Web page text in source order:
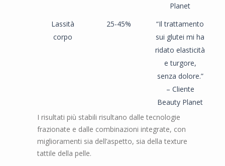
Planet
Lassità
corpo
25-45%
“Il trattamento
sui glutei mi ha
ridato elasticità
e turgore,
senza dolore.”
– Cliente
Beauty Planet
I risultati più stabili risultano dalle tecnologie
frazionate e dalle combinazioni integrate, con
miglioramenti sia dell’aspetto, sia della texture
tattile della pelle.